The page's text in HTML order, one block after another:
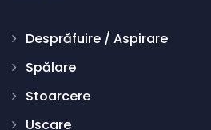
Desprăfuire / Aspirare
Spălare
Stoarcere
Uscare